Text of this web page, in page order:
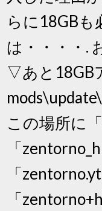
らに18GBも
は・・・・.
▽あと18GB
この場所に
「
「
「